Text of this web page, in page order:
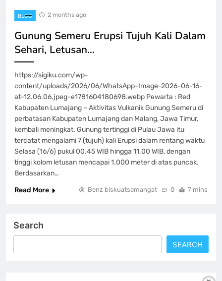
BLOG 2 months ago
Gunung Semeru Erupsi Tujuh Kali Dalam
Sehari, Letusan…
https://sigiku.com/wp-
content/uploads/2026/06/WhatsApp-Image-2026-06-16-
at-12.06.06.jpeg-e1781604180698.webp Pewarta : Red
Kabupaten Lumajang – Aktivitas Vulkanik Gunung Semeru di
perbatasan Kabupaten Lumajang dan Malang, Jawa Timur,
kembali meningkat. Gunung tertinggi di Pulau Jawa itu
tercatat mengalami 7 (tujuh) kali Erupsi dalam rentang waktu
Selasa (16/6) pukul 00.45 WIB hingga 11.00 WIB, dengan
tinggi kolom letusan mencapai 1.000 meter di atas puncak.
Berdasarkan…
Read More
Benz biskuatsemangat 0 7 mins
Search
SEARCH